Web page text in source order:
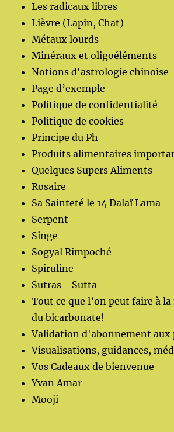
Les radicaux libres
Lièvre (Lapin, Chat)
Métaux lourds
Minéraux et oligoéléments
Notions d'astrologie chinoise
Page d’exemple
Politique de confidentialité
Politique de cookies
Principe du Ph
Produits alimentaires
Quelques Supers Aliments
Rosaire
Sa Sainteté le 14 Dalaï Lama
Serpent
Singe
Sogyal Rimpoché
Spiruline
Sutras - Sutta
Tout ce que l’on peut faire à
du bicarbonate!
Validation d'abonnement aux
Visualisations, guidances,
Vos Cadeaux de bienvenue
Yvan Amar
Mooji